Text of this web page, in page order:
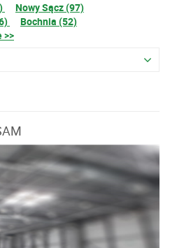
Nowy Sącz (97)
Bochnia (52)
>>